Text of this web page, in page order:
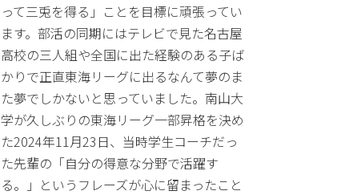
って三兎を得る」ことを目標に頑張ってい
ます。部活の同期にはテレビで見た名古屋
高校の三人組や全国に出た経験のある子ば
かりで正直東海リーグに出るなんて夢のま
た夢でしかないと思っていました。南山大
学が久しぶりの東海リーグ一部昇格を決め
た2024年11月23日、当時学生コーチだっ
た先輩の「自分の得意な分野で活躍す
る。」というフレーズが心に留まったこと